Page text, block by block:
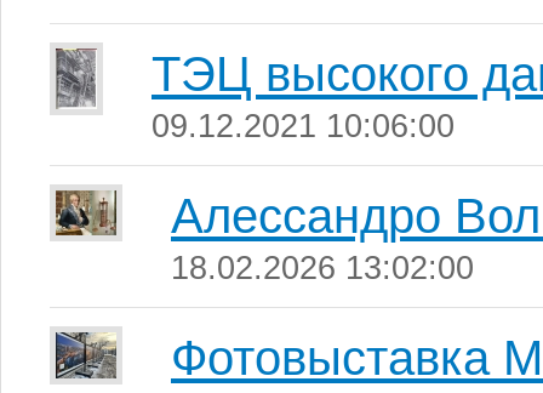
ТЭЦ высокого
09.12.2021 10:06:00
Алессандро
18.02.2026 13:02:00
Фотовыставка